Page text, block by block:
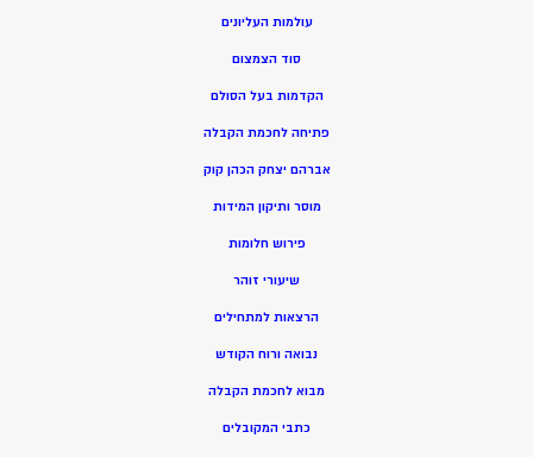
עולמות העליונים
סוד הצמצום
הקדמות בעל הסולם
פתיחה לחכמת הקבלה
אברהם יצחק הכהן קוק
מוסר ותיקון המידות
פירוש חלומות
שיעורי זוהר
הרצאות למתחילים
נבואה ורוח הקודש
מבוא לחכמת הקבלה
כתבי המקובלים